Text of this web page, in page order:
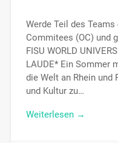
Werde Teil des Teams
Commitees (OC) und
FISU WORLD
LAUDE* Ein Sommer
die Welt an Rhein und
und Kultur zu…
Weiterlesen →